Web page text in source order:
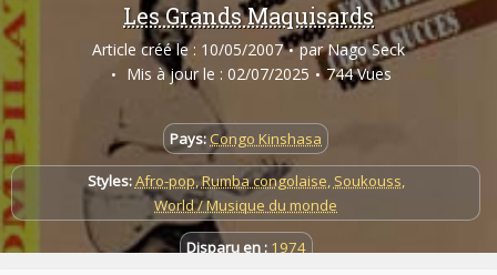
Les Grands Maquisards
Article créé le : 10/05/2007 par Nago Seck
Mis à jour le : 02/07/2025
744 Vues
Pays:Congo Kinshasa
Styles:Afro-pop,Rumba congolaise, Soukouss,
World / Musique du monde
Disparu en : 1974